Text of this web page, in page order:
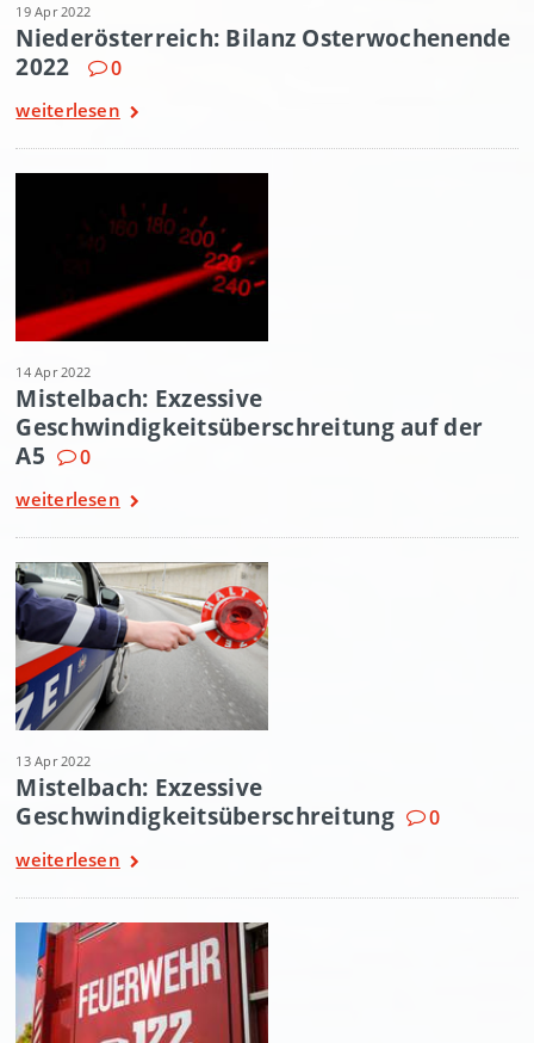
19 Apr 2022
Niederösterreich: Bilanz Osterwochenende
2022
0
weiterlesen
14 Apr 2022
Mistelbach: Exzessive
Geschwindigkeitsüberschreitung auf der
A5
0
weiterlesen
13 Apr 2022
Mistelbach: Exzessive
Geschwindigkeitsüberschreitung
0
weiterlesen